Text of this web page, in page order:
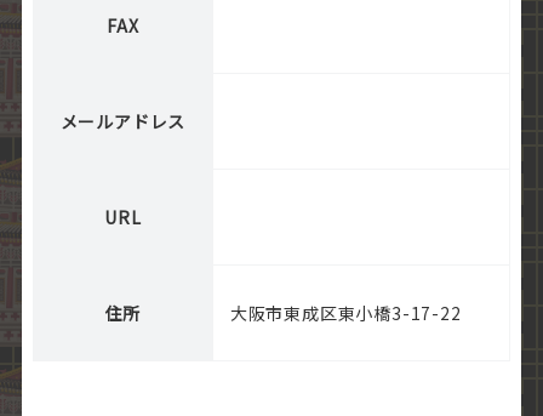
FAX
メールアドレス
URL
住所 大阪市東成区東小橋3-17-22